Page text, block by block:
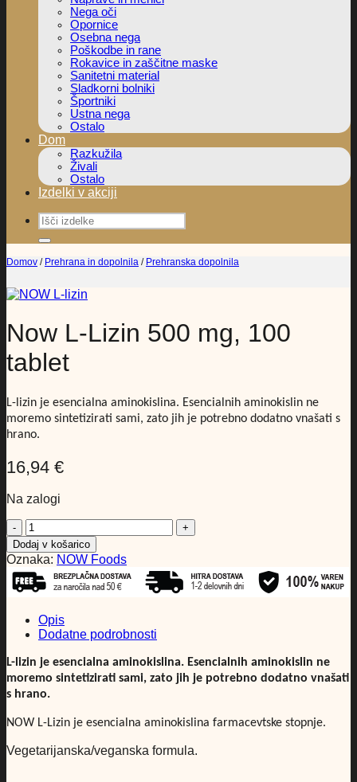
Nega oči
Opornice
Osebna nega
Poškodbe in rane
Rokavice in zaščitne maske
Sanitetni material
Sladkorni bolniki
Športniki
Ustna nega
Ostalo
Dom
Razkužila
Živali
Ostalo
Izdelki v akciji
Išči:
Domov / Prehrana in dopolnila / Prehranska dopolnila
Now L-Lizin 500 mg, 100
tablet
L-lizin je esencialna aminokislina. Esencialnih aminokislin ne
moremo sintetizirati sami, zato jih je potrebno dodatno vnašati s
hrano.
16,94 €
Na zalogi
Now
L-
Lizin
500
mg,
100
količina
Dodaj v košarico
Oznaka: NOW Foods
Opis
Dodatne podrobnosti
L-lizin je esencialna aminokislina. Esencialnih aminokislin ne
moremo sintetizirati sami, zato jih je potrebno dodatno vnašati
s hrano.
NOW L-Lizin je esencialna aminokislina farmacevtske stopnje.
Vegetarijanska/veganska formula.